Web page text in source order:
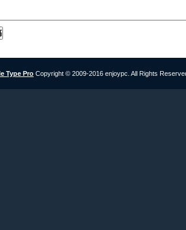
Type Pro Copyright © 2009-2016 enjoypc. All Rights